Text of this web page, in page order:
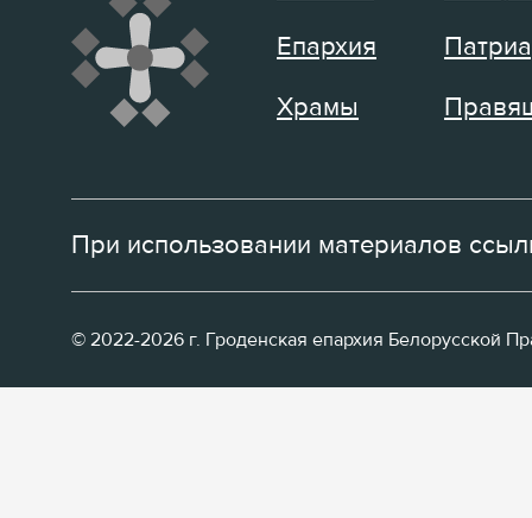
Епархия
Храмы
При использовании материалов
© 2022-2026 г. Гроденская епархия Белорусской